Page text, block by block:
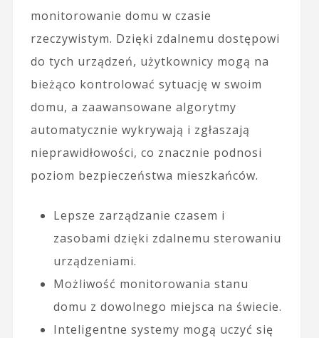
monitorowanie domu w czasie
rzeczywistym. Dzięki zdalnemu dostępowi
do tych urządzeń, użytkownicy mogą na
bieżąco kontrolować sytuację w swoim
domu, a zaawansowane algorytmy
automatycznie wykrywają i zgłaszają
nieprawidłowości, co znacznie podnosi
poziom bezpieczeństwa mieszkańców.
Lepsze zarządzanie czasem i
zasobami dzięki zdalnemu sterowaniu
urządzeniami.
Możliwość monitorowania stanu
domu z dowolnego miejsca na świecie.
Inteligentne systemy mogą uczyć się